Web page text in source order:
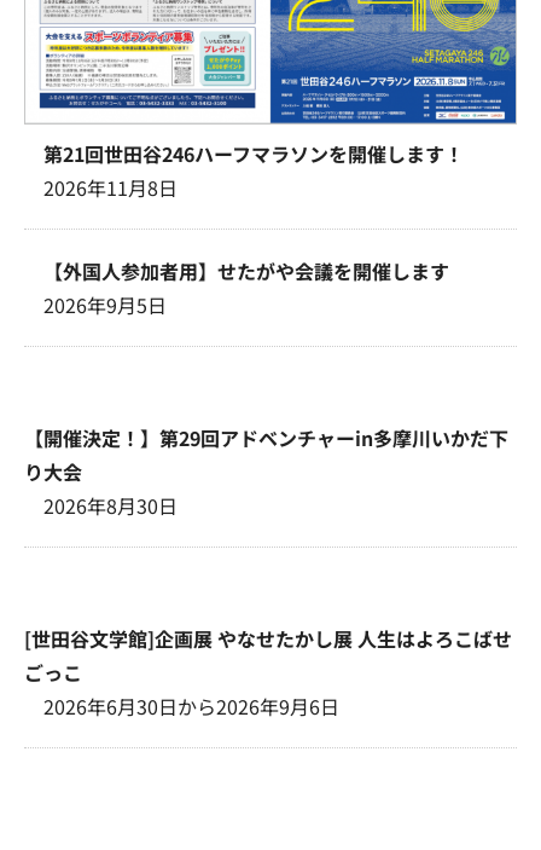
第21回世田谷246ハーフマラソンを開催します！
2026年11月8日
【外国人参加者用】せたがや会議を開催します
2026年9月5日
【開催決定！】第29回アドベンチャーin多摩川いかだ下
り大会
2026年8月30日
[世田谷文学館]企画展 やなせたかし展 人生はよろこばせ
ごっこ
2026年6月30日から2026年9月6日